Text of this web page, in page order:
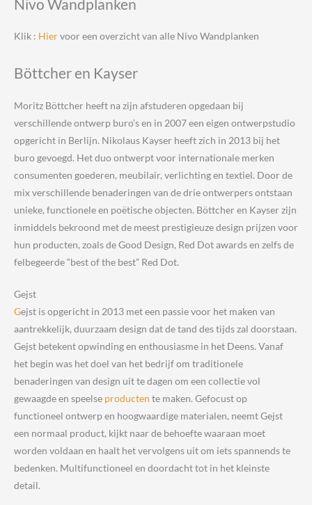
Nivo Wandplanken
Klik : Hiervoor een overzicht van alle Nivo Wandplanken
Böttcher en Kayser
Moritz Böttcher heeft na zijn afstuderen opgedaan bij
verschillende ontwerp buro’s en in 2007 een eigen ontwerpstudio
opgericht in Berlijn. Nikolaus Kayser heeft zich in 2013 bij het
buro gevoegd. Het duo ontwerpt voor internationale merken
consumenten goederen, meubilair, verlichting en textiel. Door de
mix verschillende benaderingen van de drie ontwerpers ontstaan
unieke, functionele en poëtische objecten. Böttcher en Kayser zijn
inmiddels bekroond met de meest prestigieuze design prijzen voor
hun producten, zoals de Good Design, Red Dot awards en zelfs de
felbegeerde “best of the best” Red Dot.
Gejst
Gejst is opgericht in 2013 met een passie voor het maken van
aantrekkelijk, duurzaam design dat de tand des tijds zal doorstaan.
Gejst betekent opwinding en enthousiasme in het Deens. Vanaf
het begin was het doel van het bedrijf om traditionele
benaderingen van design uit te dagen om een ​​collectie vol
gewaagde en speelse producten te maken. Gefocust op
functioneel ontwerp en hoogwaardige materialen, neemt Gejst
een normaal product, kijkt naar de behoefte waaraan moet
worden voldaan en haalt het vervolgens uit om iets spannends te
bedenken. Multifunctioneel en doordacht tot in het kleinste
detail.